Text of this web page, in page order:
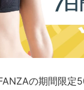
の期間限定